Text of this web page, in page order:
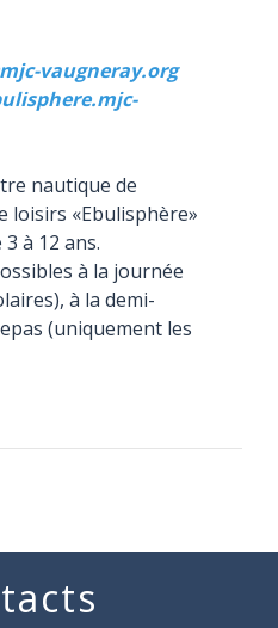
vaugneray.org
nautique de
loisirs «Ebulisphère»
à 12 ans.
à la journée
à la demi-
(uniquement les